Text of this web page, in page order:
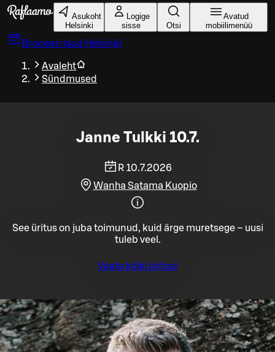
Liigu peamise sisu juurde
Asukoht
Helsinki
Logige
sisse
Otsi
Avatud
mobiilimenüü
Broneeri laud Helsinki
Avaleht
Sündmused
Janne Tulkki 10.7.
R 10.7.2026
Wanha Satama Kuopio
See üritus on juba toimunud, kuid ärge muretsege – uusi
tuleb veel.
Vaata kõiki üritusi